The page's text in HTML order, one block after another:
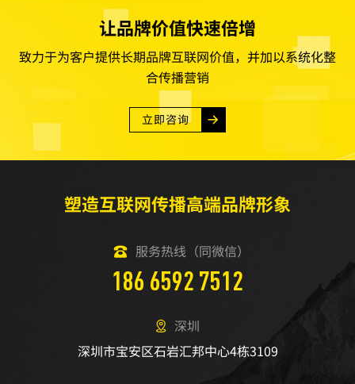
让品牌价值快速倍增
致力于为客户提供长期品牌互联网价值，并加以系统化整
合传播营销
立即咨询
塑造互联网传播高端品牌形象
服务热线（同微信）
186 6592 7512
深圳
深圳市宝安区石岩汇邦中心4栋3109